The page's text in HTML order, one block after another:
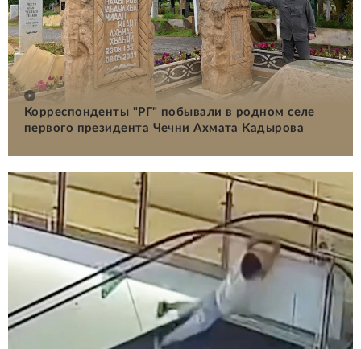
Корреспонденты "РГ" побывали в родном селе
первого президента Чечни Ахмата Кадырова